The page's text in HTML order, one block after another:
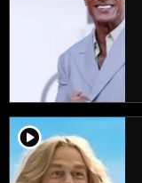
player2